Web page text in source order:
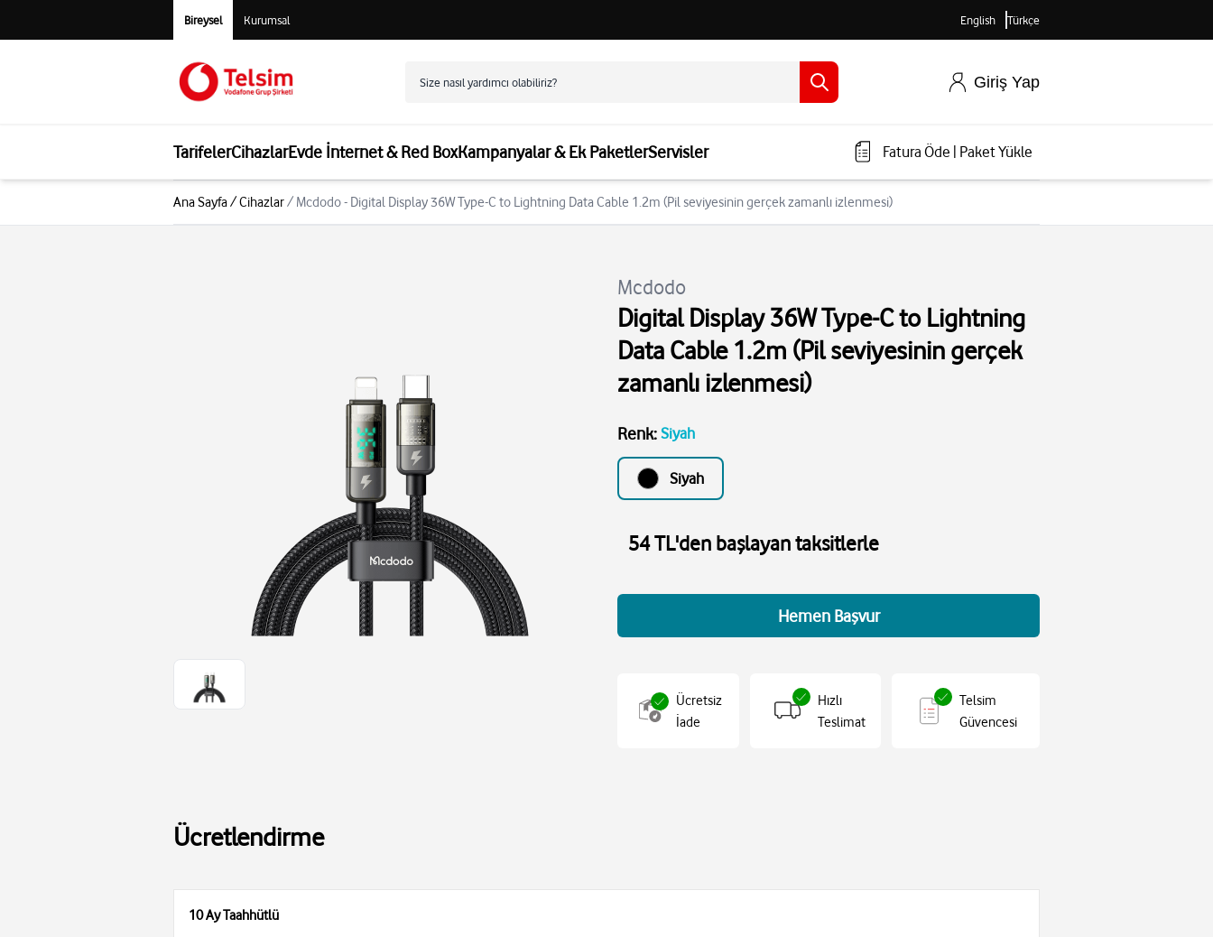
Bireysel Kurumsal English Türkçe
Giriş Yap
TarifelerCihazlarEvde İnternet & Red BoxKampanyalar & Ek PaketlerServisler Fatura Öde Paket Yükle
Ana Sayfa/Cihazlar/ Mcdodo - Digital Display 36W Type-C to Lightning Data Cable 1.2m (Pil seviyesinin gerçek zamanlı izlenmesi)
Mcdodo
Digital Display 36W Type-C to Lightning
Data Cable 1.2m (Pil seviyesinin gerçek
zamanlı izlenmesi)
Renk: Siyah
Siyah
54 TL'den başlayan taksitlerle
Hemen Başvur
Ücretsiz
İade
Hızlı
Teslimat
Telsim
Güvencesi
Ücretlendirme
10 Ay Taahhütlü